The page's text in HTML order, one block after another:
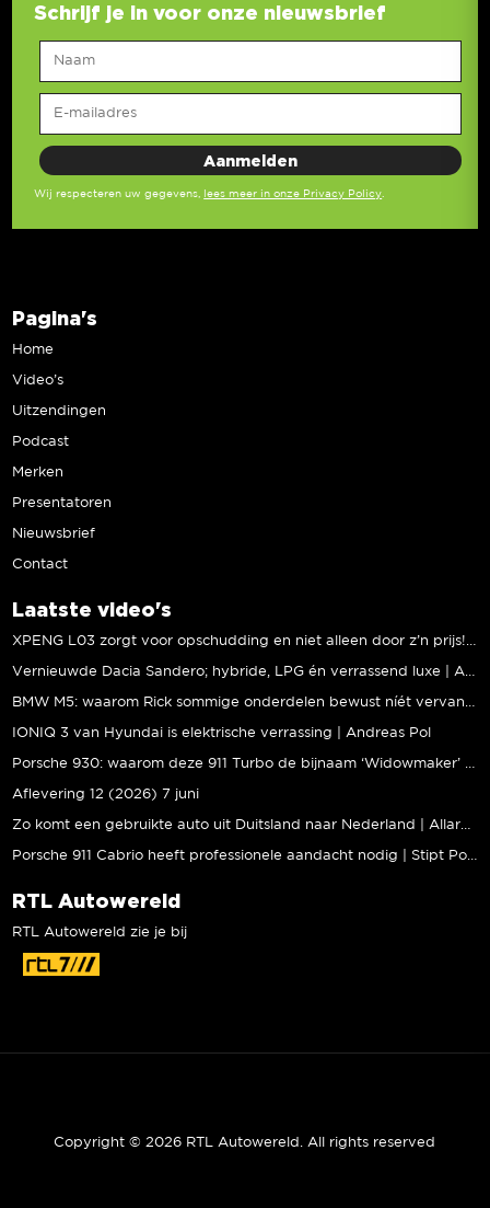
Schrijf je in voor onze nieuwsbrief
Wij respecteren uw gegevens, lees meer in onze Privacy Policy.
Pagina's
Home
Video’s
Uitzendingen
Podcast
Merken
Presentatoren
Nieuwsbrief
Contact
Laatste video's
XPENG L03 zorgt voor opschudding en niet alleen door z’n prijs! | Jeroen Mul
Vernieuwde Dacia Sandero; hybride, LPG én verrassend luxe | Andreas Pol
BMW M5: waarom Rick sommige onderdelen bewust níét vervangt | Stipt Polish Point
IONIQ 3 van Hyundai is elektrische verrassing | Andreas Pol
Porsche 930: waarom deze 911 Turbo de bijnaam ‘Widowmaker’ kreeg | Gallery Aaldering
Aflevering 12 (2026) 7 juni
Zo komt een gebruikte auto uit Duitsland naar Nederland | Allard Kalff
Porsche 911 Cabrio heeft professionele aandacht nodig | Stipt Polish Point
RTL Autowereld
RTL Autowereld zie je bij
Copyright © 2026 RTL Autowereld. All rights reserved